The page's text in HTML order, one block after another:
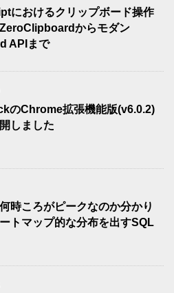
におけるクリップボード操作
からモダン
APIまで
のChrome拡張機能版(v6.0.2)
しました
時ころがピークなのか分かり
トマップ的な分布を出すSQL